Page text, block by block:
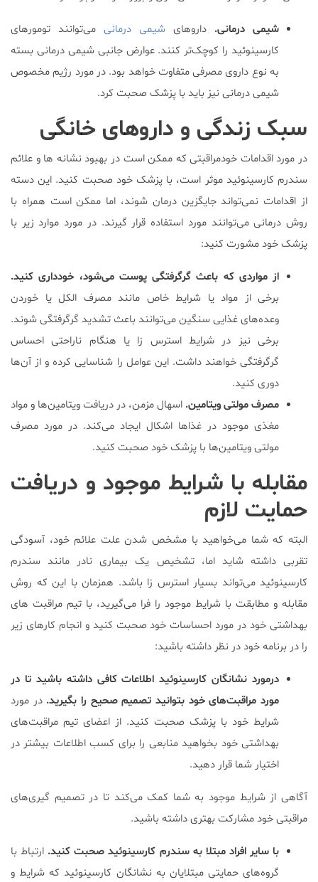
شیمی درمانی. داروهای شیمی درمانی می‌توانند تومورهای
کارسینوئید را کوچک‌تر کنند. عوارض جانبی شیمی درمانی بسته
به نوع داروی مصرفی متفاوت خواهد بود. در مورد رژیم مخصوص
شیمی درمانی نیز باید با پزشک صحبت کرد.
سبک زندگی و داروهای خانگی
در مورد اقدامات خودمراقبتی که ممکن است در بهبود نشانه ها و علائم
سندرم کارسینوئید موثر است، با پزشک خود صحبت کنید. این دسته
از اقدامات نمی‌تواند جایگزین درمان شوند، اما ممکن است همراه با
روش درمانی می‌توانند مورد استفاده قرار گیرند. در مورد موارد زیر با
پزشک خود مشورت کنید:
از مواردی که باعث گرگرفتگی پوست می‌شود، خودداری کنید.
برخی از مواد یا شرایط خاص مانند مصرف الکل یا خوردن
وعده‌های غذایی سنگین می‌توانند باعث تشدید گرگرفتگی شوند.
برخی نیز در شرایط استرس زا یا هنگام ناراحتی احساس
گرگرفتگی خواهند داشت. این عوامل را شناسایی کرده و از آن‌ها
دوری کنید.
مصرف مولتی ویتامین. اسهال مزمن، در دریافت ویتامین‌ها و مواد
مغذی موجود در غذاها اشکال ایجاد می‌کند. در مورد مصرف
مولتی ویتامین‌ها با پزشک خود صحبت کنید.
مقابله با شرایط موجود و دریافت
حمایت لازم
البته که شما می‌خواهید با مشخص شدن علت علائم خود، آسودگی
تقربی داشته شاید اما، تشخیص یک بیماری نادر مانند سندرم
کارسینوئید می‌تواند بسیار استرس زا باشد. همزمان با این که روش
مقابله و مطابقت با شرایط موجود را فرا می‌گیرید، با تیم مراقبت های
بهداشتی خود در مورد احساسات خود صحبت کنید و انجام کارهای زیر
را در برنامه خود در نظر داشته باشید:
درمورد نشانگان کارسینوئید اطلاعات کافی داشته باشید تا در
مورد مراقبت‌های خود بتوانید تصمیم صحیح را بگیرید. در مورد
شرایط خود با پزشک صحبت کنید. از اعضای تیم مراقبت‌های
بهداشتی خود بخواهید منابعی را برای کسب اطلاعات بیشتر در
اختیار شما قرار دهید.
آگاهی از شرایط موجود به شما کمک می‌کند تا در تصمیم گیری‌های
مراقبتی خود مشارکت بهتری داشته باشید.
با سایر افراد مبتلا به سندرم کارسینوئید صحبت کنید. ارتباط با
گروه‌های حمایتی مبتلایان به نشانگان کارسینوئید که شرایط و